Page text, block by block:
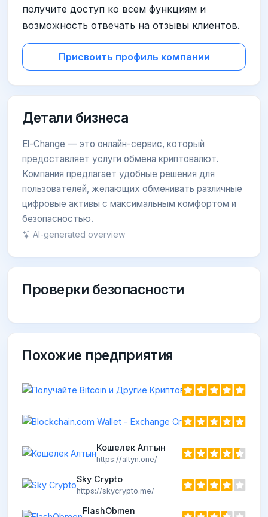
получите доступ ко всем функциям и
возможность отвечать на отзывы клиентов.
Присвоить профиль компании
Детали бизнеса
El-Change — это онлайн-сервис, который
предоставляет услуги обмена криптовалют.
Компания предлагает удобные решения для
пользователей, желающих обменивать различные
цифровые активы с максимальным комфортом и
безопасностью.
AI-generated overview
Проверки безопасности
Похожие предприятия
https://
Кошелек Алтын
https://altyn.one/
Sky Crypto
https://skycrypto.me/
FlashObmen